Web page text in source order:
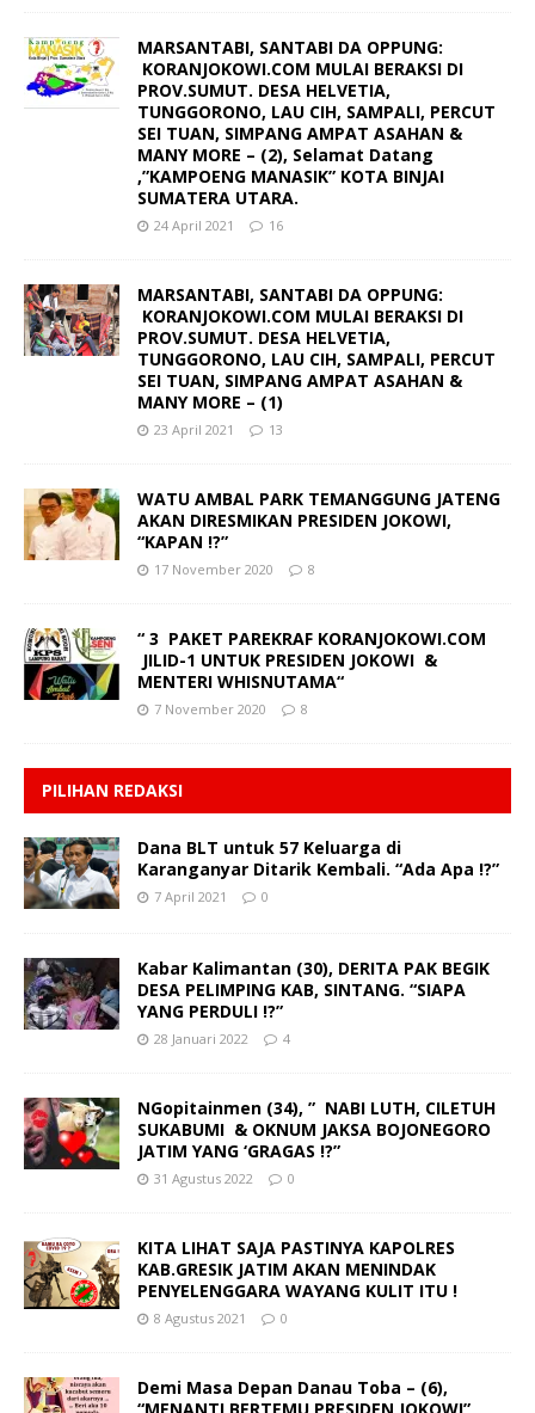
MARSANTABI, SANTABI DA OPPUNG:
KORANJOKOWI.COM MULAI BERAKSI DI
PROV.SUMUT. DESA HELVETIA,
TUNGGORONO, LAU CIH, SAMPALI, PERCUT
SEI TUAN, SIMPANG AMPAT ASAHAN &
MANY MORE – (2), Selamat Datang
,”KAMPOENG MANASIK” KOTA BINJAI
SUMATERA UTARA.
24 April 2021 16
MARSANTABI, SANTABI DA OPPUNG:
KORANJOKOWI.COM MULAI BERAKSI DI
PROV.SUMUT. DESA HELVETIA,
TUNGGORONO, LAU CIH, SAMPALI, PERCUT
SEI TUAN, SIMPANG AMPAT ASAHAN &
MANY MORE – (1)
23 April 2021 13
WATU AMBAL PARK TEMANGGUNG JATENG
AKAN DIRESMIKAN PRESIDEN JOKOWI,
“KAPAN !?”
17 November 2020 8
“ 3 PAKET PAREKRAF KORANJOKOWI.COM
JILID-1 UNTUK PRESIDEN JOKOWI &
MENTERI WHISNUTAMA“
7 November 2020 8
PILIHAN REDAKSI
Dana BLT untuk 57 Keluarga di
Karanganyar Ditarik Kembali. “Ada Apa !?”
7 April 2021 0
Kabar Kalimantan (30), DERITA PAK BEGIK
DESA PELIMPING KAB, SINTANG. “SIAPA
YANG PERDULI !?”
28 Januari 2022 4
NGopitainmen (34), ” NABI LUTH, CILETUH
SUKABUMI & OKNUM JAKSA BOJONEGORO
JATIM YANG ‘GRAGAS !?”
31 Agustus 2022 0
KITA LIHAT SAJA PASTINYA KAPOLRES
KAB.GRESIK JATIM AKAN MENINDAK
PENYELENGGARA WAYANG KULIT ITU !
8 Agustus 2021 0
Demi Masa Depan Danau Toba – (6),
“MENANTI BERTEMU PRESIDEN JOKOWI”